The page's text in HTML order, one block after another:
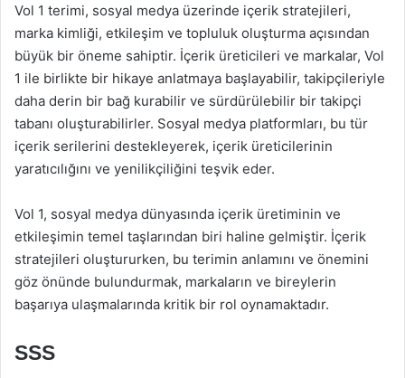
Vol 1 terimi, sosyal medya üzerinde içerik stratejileri,
marka kimliği, etkileşim ve topluluk oluşturma açısından
büyük bir öneme sahiptir. İçerik üreticileri ve markalar, Vol
1 ile birlikte bir hikaye anlatmaya başlayabilir, takipçileriyle
daha derin bir bağ kurabilir ve sürdürülebilir bir takipçi
tabanı oluşturabilirler. Sosyal medya platformları, bu tür
içerik serilerini destekleyerek, içerik üreticilerinin
yaratıcılığını ve yenilikçiliğini teşvik eder.
Vol 1, sosyal medya dünyasında içerik üretiminin ve
etkileşimin temel taşlarından biri haline gelmiştir. İçerik
stratejileri oluştururken, bu terimin anlamını ve önemini
göz önünde bulundurmak, markaların ve bireylerin
başarıya ulaşmalarında kritik bir rol oynamaktadır.
SSS